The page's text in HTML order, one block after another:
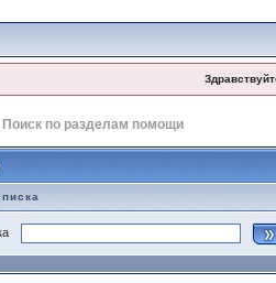
по разделам помощи